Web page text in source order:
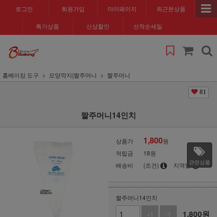
로그인 회원가입 마이페이지 최근본상품
특가상품 신상할인 선착순세일
홈베이킹 도구 모양깍지|짤주머니 짤주머니
81
짤주머니14인치
상품가 1,800원
적립금
18원
배송비
(조건) 지역별관련상품
짤주머니14인치
+1
-1 1,800원